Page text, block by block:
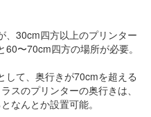
、30cm四方以上のプリンター
〜70cm四方の場所が必要。
して、奥行きが70cmを超える
スのプリンターの奥行きは、
なんとか設置可能。